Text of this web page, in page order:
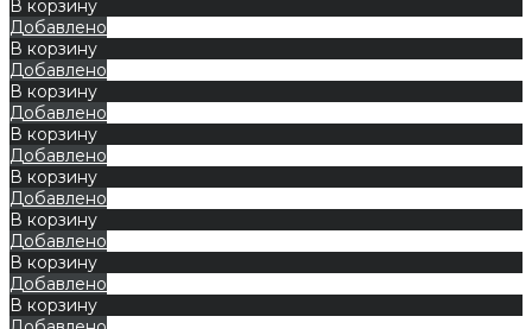
В корзину
Добавлено
В корзину
Добавлено
В корзину
Добавлено
В корзину
Добавлено
В корзину
Добавлено
В корзину
Добавлено
В корзину
Добавлено
В корзину